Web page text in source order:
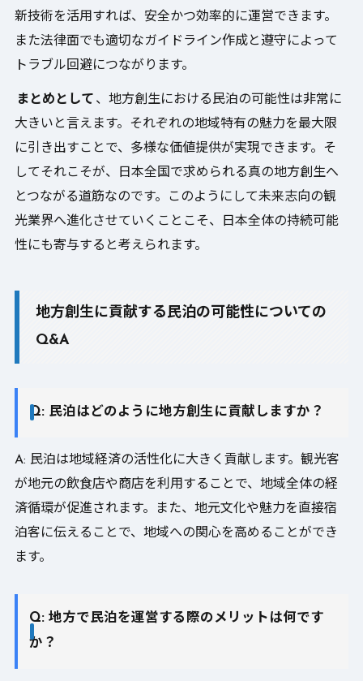
新技術を活用すれば、安全かつ効率的に運営できます。
また法律面でも適切なガイドライン作成と遵守によって
トラブル回避につながります。
まとめとして 、地方創生における民泊の可能性は非常に
大きいと言えます。それぞれの地域特有の魅力を最大限
に引き出すことで、多様な価値提供が実現できます。そ
してそれこそが、日本全国で求められる真の地方創生へ
とつながる道筋なのです。このようにして未来志向の観
光業界へ進化させていくことこそ、日本全体の持続可能
性にも寄与すると考えられます。
地方創生に貢献する民泊の可能性についての
Q&A
Q: 民泊はどのように地方創生に貢献しますか？
A: 民泊は地域経済の活性化に大きく貢献します。観光客
が地元の飲食店や商店を利用することで、地域全体の経
済循環が促進されます。また、地元文化や魅力を直接宿
泊客に伝えることで、地域への関心を高めることができ
ます。
Q: 地方で民泊を運営する際のメリットは何です
か？